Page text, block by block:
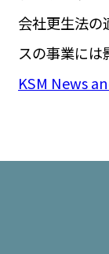
会社更生法の
スの事業には
KSM News